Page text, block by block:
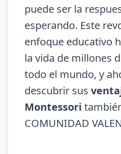
puede ser la
esperando. Este
enfoque educativo
la vida de millones
todo el mundo, y
descubrir sus
Montessori
COMUNIDAD